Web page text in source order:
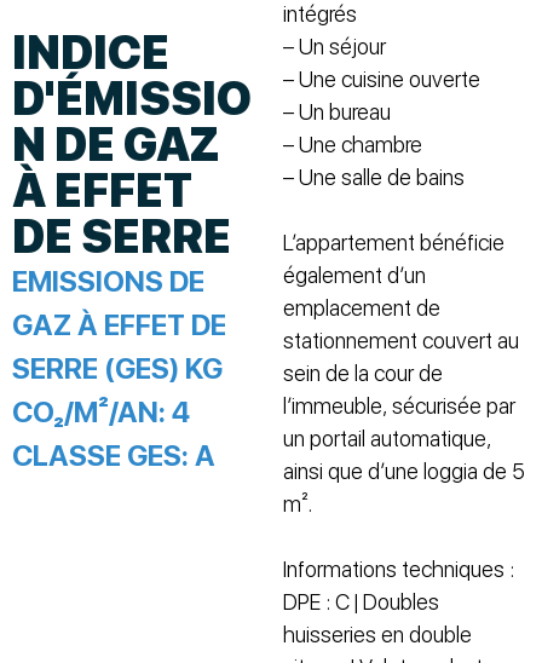
INDICE
D'ÉMISSIO
N DE GAZ
À EFFET
DE SERRE
EMISSIONS DE
GAZ À EFFET DE
SERRE (GES) KG
CO₂/M²/AN: 4
CLASSE GES: A
intégrés
– Un séjour
– Une cuisine ouverte
– Un bureau
– Une chambre
– Une salle de bains
L’appartement bénéficie
également d’un
emplacement de
stationnement couvert au
sein de la cour de
l’immeuble, sécurisée par
un portail automatique,
ainsi que d’une loggia de 5
m².
Informations techniques :
DPE : C | Doubles
huisseries en double